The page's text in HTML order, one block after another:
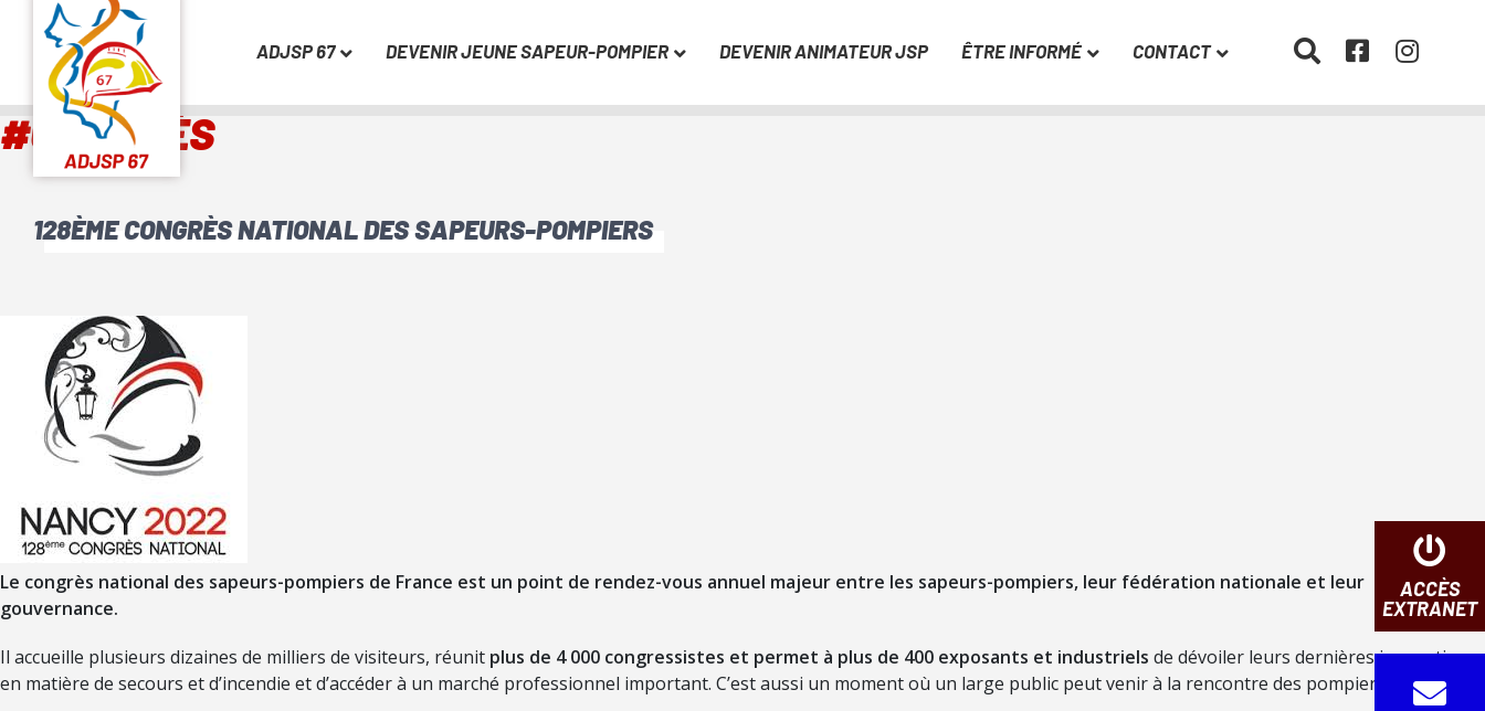
ADJSP 67 DEVENIR JEUNE SAPEUR-POMPIER DEVENIR ANIMATEUR JSP ÊTRE INFORMÉ CONTACT
ACCÈS
EXTRANET
#CONGRÈS
128ÈME CONGRÈS NATIONAL DES SAPEURS-POMPIERS
Le congrès national des sapeurs-pompiers de France est un point de rendez-vous annuel majeur entre les sapeurs-pompiers, leur fédération nationale et leur
gouvernance.
Il accueille plusieurs dizaines de milliers de visiteurs, réunit plus de 4 000 congressistes et permet à plus de 400 exposants et industriels de dévoiler leurs dernières innovations
en matière de secours et d’incendie et d’accéder à un marché professionnel important. C’est aussi un moment où un large public peut venir à la rencontre des pompiers de France